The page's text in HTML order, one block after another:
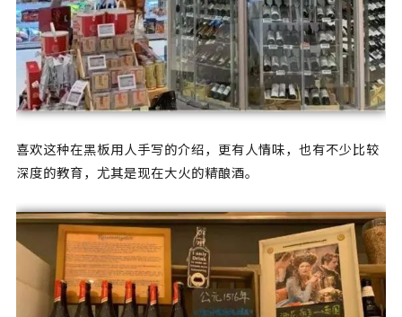
喜欢这种在黑板用人手写的介绍，更有人情味，也有不少比较
深度的教育，尤其是现在大火的精酿酒。